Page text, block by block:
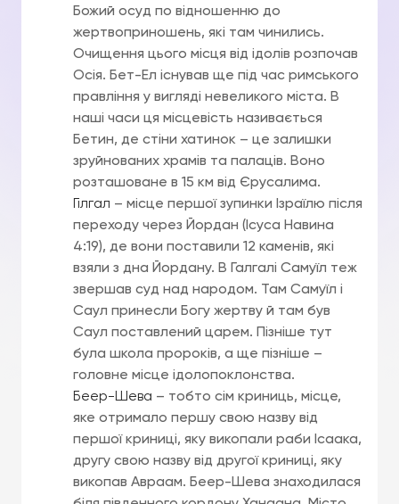
Божий осуд по відношенню до
жертвоприношень, які там чинились.
Очищення цього місця від ідолів розпочав
Осія. Бет-Ел існував ще під час римського
правління у вигляді невеликого міста. В
наші часи ця місцевість називається
Бетин, де стіни хатинок – це залишки
зруйнованих храмів та палаців. Воно
розташоване в 15 км від Єрусалима.
Гілгал – місце першої зупинки Ізраїлю після
переходу через Йордан (Ісуса Навина
4:19), де вони поставили 12 каменів, які
взяли з дна Йордану. В Галгалі Самуїл теж
звершав суд над народом. Там Самуїл і
Саул принесли Богу жертву й там був
Саул поставлений царем. Пізніше тут
була школа пророків, а ще пізніше –
головне місце ідолопоклонства.
Беер-Шева – тобто сім криниць, місце,
яке отримало першу свою назву від
першої криниці, яку викопали раби Ісаака,
другу свою назву від другої криниці, яку
викопав Авраам. Беер-Шева знаходилася